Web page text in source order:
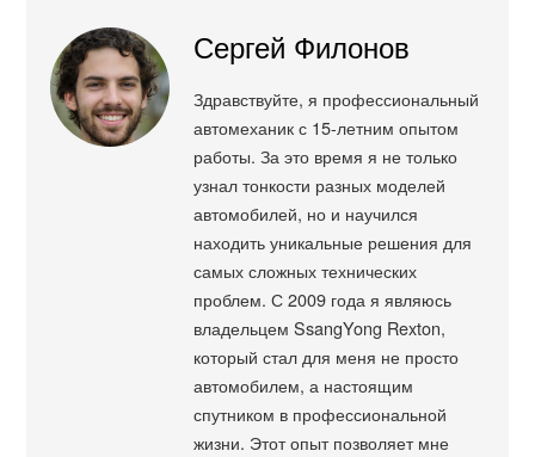
Сергей Филонов
Здравствуйте, я профессиональный
автомеханик с 15-летним опытом
работы. За это время я не только
узнал тонкости разных моделей
автомобилей, но и научился
находить уникальные решения для
самых сложных технических
проблем. С 2009 года я являюсь
владельцем SsangYong Rexton,
который стал для меня не просто
автомобилем, а настоящим
спутником в профессиональной
жизни. Этот опыт позволяет мне